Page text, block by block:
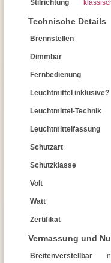
Stilrichtung
Technische Details
Brennstellen
Dimmbar
Fernbedienung
Leuchtmittel inklusive?
Leuchtmittel-Technik
Leuchtmittelfassung
Schutzart
Schutzklasse
Volt
Watt
Zertifikat
Vermassung und
Breitenverstellbar